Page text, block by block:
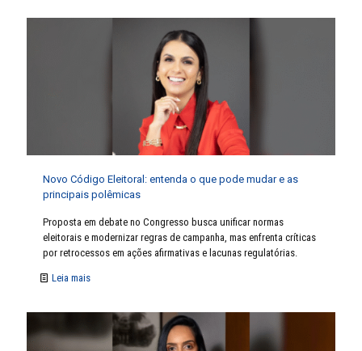
Novo Código Eleitoral: entenda o que pode mudar e as
principais polêmicas
Proposta em debate no Congresso busca unificar normas
eleitorais e modernizar regras de campanha, mas enfrenta críticas
por retrocessos em ações afirmativas e lacunas regulatórias.
Leia mais